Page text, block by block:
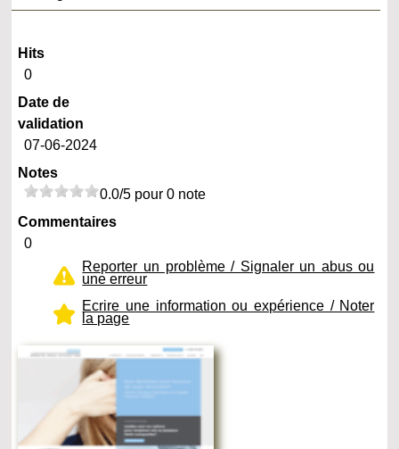
Hits
0
Date de
validation
07-06-2024
Notes
0.0/5 pour 0 note
Commentaires
0
Reporter un problème / Signaler un abus ou
une erreur
Ecrire une information ou expérience / Noter
la page